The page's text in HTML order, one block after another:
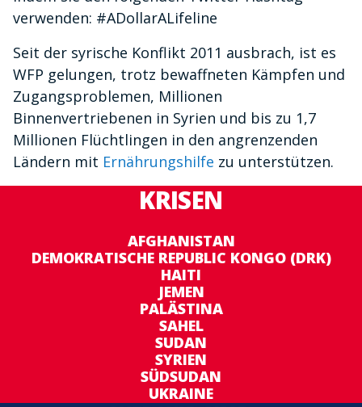
verwenden: #ADollarALifeline
Seit der syrische Konflikt 2011 ausbrach, ist es
WFP gelungen, trotz bewaffneten Kämpfen und
Zugangsproblemen, Millionen
Binnenvertriebenen in Syrien und bis zu 1,7
Millionen Flüchtlingen in den angrenzenden
Ländern mit Ernährungshilfe zu unterstützen.
KRISEN
AFGHANISTAN
DEMOKRATISCHE REPUBLIC KONGO (DRK)
HAITI
JEMEN
PALÄSTINA
SAHEL
SUDAN
SYRIEN
SÜDSUDAN
UKRAINE